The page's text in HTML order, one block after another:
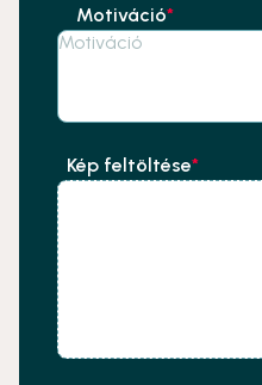
Motiváció*
Kép feltöltése*